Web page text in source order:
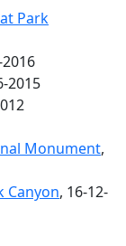
Park
2015
Monument,
Canyon, 16-12-